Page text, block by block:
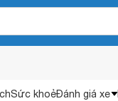
Sức khoẻĐánh giá xe